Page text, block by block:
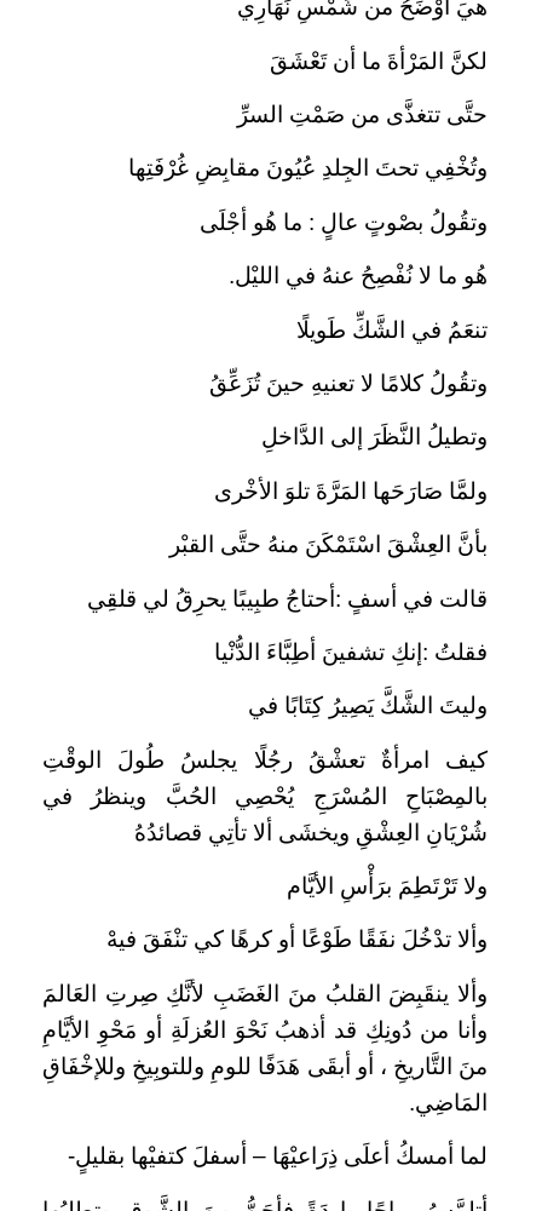
هيَ أوْضَحُ من شَمْسِ نَهَارِي
لكنَّ المَرْأةَ ما أن تَعْشَقَ
حتَّى تتغذَّى من صَمْتِ السرِّ
وتُخْفِي تحتَ الجِلدِ عُيُونَ مقابِضِ غُرْفَتِها
وتقُولُ بصْوتٍ عالٍ : ما هُو أجْلَى
هُو ما لا نُفْصِحُ عنهُ في الليْل.
تنعَمُ في الشَّكِّ طَويلًا
وتقُولُ كلامًا لا تعنيهِ حينَ تُزَعِّقُ
وتطيلُ النَّظَرَ إلى الدَّاخلِ
ولمَّا صَارَحَها المَرَّةَ تلوَ الأخْرى
بأنَّ العِشْقَ اسْتَمْكَنَ منهُ حتَّى القبْر
قالت في أسفٍ :أحتاجُ طبِيبًا يحرِقُ لي قلقِي
فقلتُ :إنكِ تشفينَ أطِبَّاءَ الدُّنْيا
وليتَ الشَّكَّ يَصِيرُ كِتَابًا في
كيف امرأةٌ تعشْقُ رجُلًا يجلسُ طُولَ الوقْتِ
بالمِصْبَاحِ المُسْرَجِ يُحْصِي الحُبَّ وينظرُ في
شُرْيَانِ العِشْقِ ويخشَى ألا تأتِي قصائدُهُ
ولا تَرْتَطِمَ برَأْسِ الأيَّام
وألا تدْخُلَ نفَقًا طَوْعًا أو كرهًا كي تنْفَقَ فيهْ
وألا ينقَبِضَ القلبُ منَ الغَضَبِ لأنَّكِ صِرتِ العَالمَ
وأنا من دُونِكِ قد أذهبُ نَحْوَ العُزلَةِ أو مَحْوِ الأيَّامِ
منَ التَّاريخِ ، أو أبقَى هَدَفًا للومِ وللتوبِيخِ وللإخْفَاقِ
المَاضِي.
لما أمسكُ أعلَى ذِرَاعيْهَا – أسفلَ كتفيْها بقليلٍ-